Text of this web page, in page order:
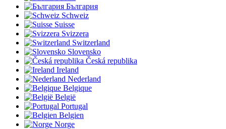
България
Schweiz
Suisse
Svizzera
Switzerland
Slovensko
Česká republika
Ireland
Nederland
Belgique
België
Portugal
Belgien
Norge